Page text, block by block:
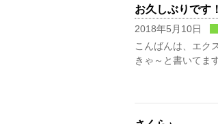
お久しぶりです！
2018年5月10日
こんばんは、エク
きゃ～と書いてま